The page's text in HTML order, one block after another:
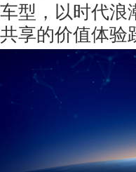
车型，以时代浪
共享的价值体验